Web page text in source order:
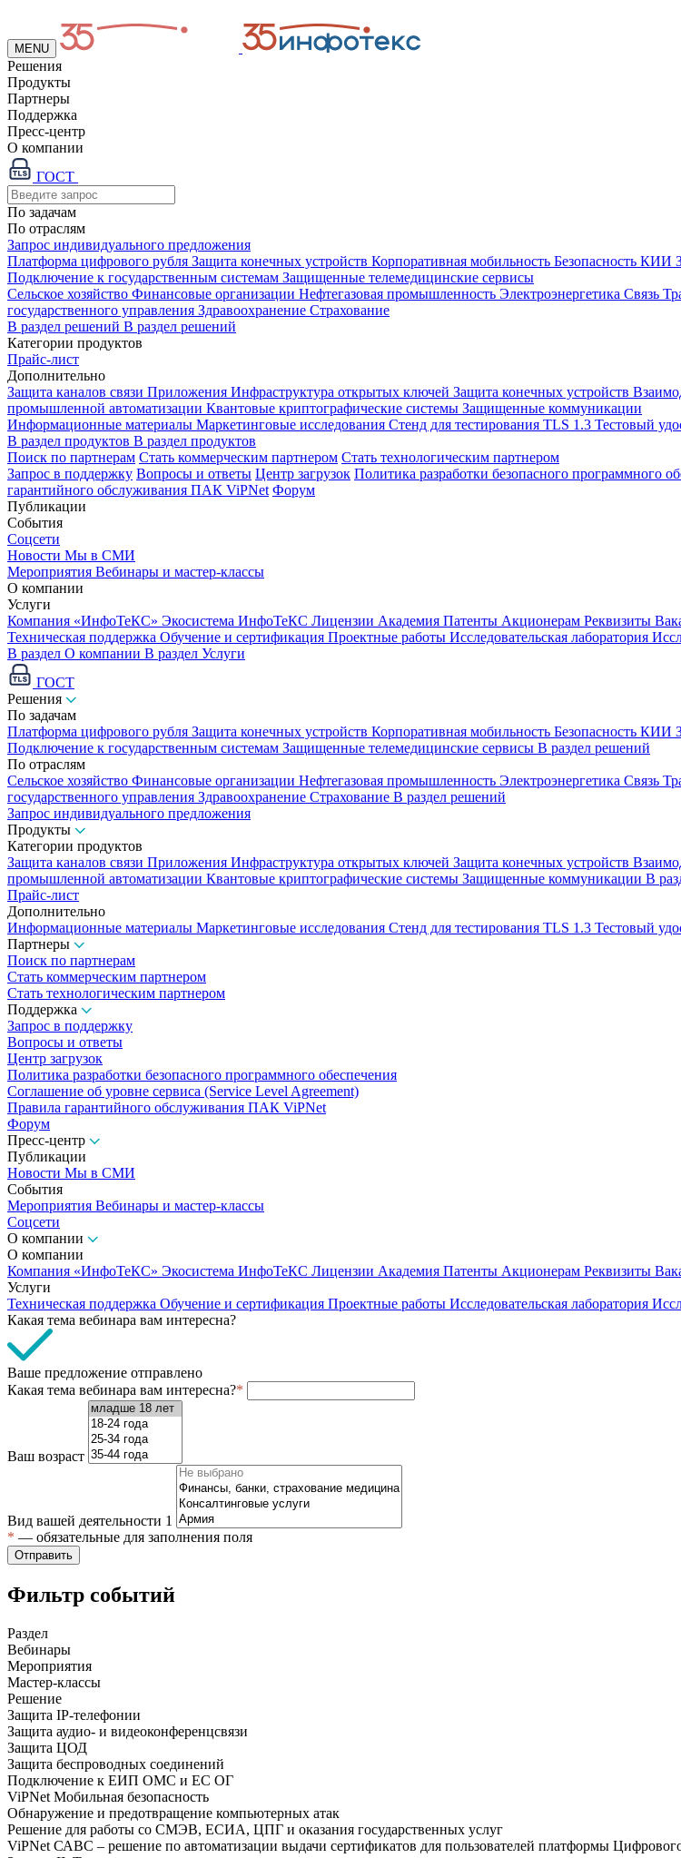
MENU
Решения
Продукты
Партнеры
Поддержка
Пресс-центр
О компании
ГОСТ
По задачам
По отраслям
Запрос индивидуального предложения
Платформа цифрового рубля Защита конечных устройств Корпоративная мобильность Безопасность КИИ
Подключение к государственным системам Защищенные телемедицинские сервисы
Сельское хозяйство Финансовые организации Нефтегазовая промышленность Электроэнергетика Связь
государственного управления Здравоохранение Страхование
В раздел решений В раздел решений
Категории продуктов
Прайс-лист
Дополнительно
Защита каналов связи Приложения Инфраструктура открытых ключей Защита конечных устройств
промышленной автоматизации Квантовые криптографические системы Защищенные коммуникации
Информационные материалы Маркетинговые исследования Стенд для тестирования TLS 1.3 Тестовый
В раздел продуктов В раздел продуктов
Поиск по партнерам Стать коммерческим партнером Стать технологическим партнером
Запрос в поддержку Вопросы и ответы Центр загрузок Политика разработки безопасного программного
гарантийного обслуживания ПАК ViPNet Форум
Публикации
События
Соцсети
Новости Мы в СМИ
Мероприятия Вебинары и мастер-классы
О компании
Услуги
Компания «ИнфоТеКС» Экосистема ИнфоТеКС Лицензии Академия Патенты Акционерам Реквизиты
Техническая поддержка Обучение и сертификация Проектные работы Исследовательская лаборатория
В раздел О компании В раздел Услуги
ГОСТ
Решения
По задачам
Платформа цифрового рубля Защита конечных устройств Корпоративная мобильность Безопасность КИИ
Подключение к государственным системам Защищенные телемедицинские сервисы В раздел решений
По отраслям
Сельское хозяйство Финансовые организации Нефтегазовая промышленность Электроэнергетика Связь
государственного управления Здравоохранение Страхование В раздел решений
Запрос индивидуального предложения
Продукты
Категории продуктов
Защита каналов связи Приложения Инфраструктура открытых ключей Защита конечных устройств
промышленной автоматизации Квантовые криптографические системы Защищенные коммуникации В
Прайс-лист
Дополнительно
Информационные материалы Маркетинговые исследования Стенд для тестирования TLS 1.3 Тестовый
Партнеры
Поиск по партнерам
Стать коммерческим партнером
Стать технологическим партнером
Поддержка
Запрос в поддержку
Вопросы и ответы
Центр загрузок
Политика разработки безопасного программного обеспечения
Соглашение об уровне сервиса (Service Level Agreement)
Правила гарантийного обслуживания ПАК ViPNet
Форум
Пресс-центр
Публикации
Новости Мы в СМИ
События
Мероприятия Вебинары и мастер-классы
Соцсети
О компании
О компании
Компания «ИнфоТеКС» Экосистема ИнфоТеКС Лицензии Академия Патенты Акционерам Реквизиты
Услуги
Техническая поддержка Обучение и сертификация Проектные работы Исследовательская лаборатория
Какая тема вебинара вам интересна?
Ваше предложение отправлено
Какая тема вебинара вам интересна?*
Ваш возраст
Вид вашей деятельности 1
* — обязательные для заполнения поля
Отправить
Фильтр событий
Раздел
Вебинары
Мероприятия
Мастер-классы
Решение
Защита IP-телефонии
Защита аудио- и видеоконференцсвязи
Защита ЦОД
Защита беспроводных соединений
Подключение к ЕИП ОМС и ЕС ОГ
ViPNet Мобильная безопасность
Обнаружение и предотвращение компьютерных атак
Решение для работы со СМЭВ, ЕСИА, ЦПГ и оказания государственных услуг
ViPNet САВС – решение по автоматизации выдачи сертификатов для пользователей платформы